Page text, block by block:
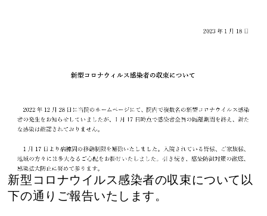
新型コロナウイルス感染者の収束について以
下の通りご報告いたします。